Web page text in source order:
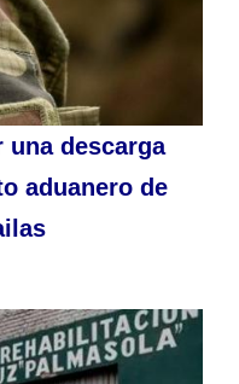
descarga
aduanero de